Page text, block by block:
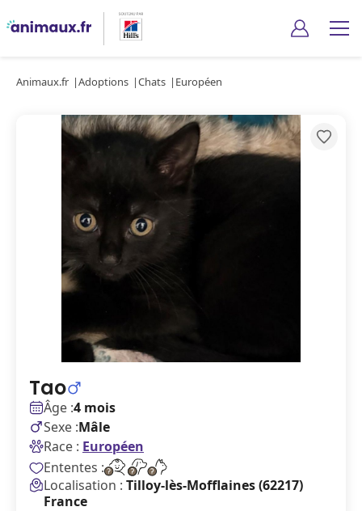
Animaux.fr Adoptions Chats Européen
Tao
Âge :4 mois
Sexe :Mâle
Race : Européen
Ententes :
Localisation : Tilloy-lès-Mofflaines (62217)
France